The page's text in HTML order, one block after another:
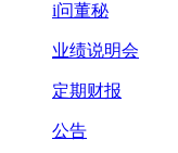
i问董秘
业绩说明会
定期财报
公告